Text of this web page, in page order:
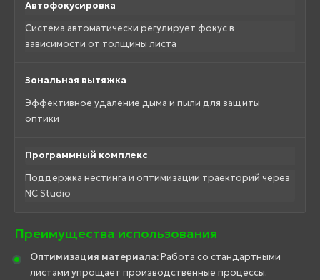
Автофокусировка
Система автоматически регулирует фокус в
зависимости от толщины листа
Зональная вытяжка
Эффективное удаление дыма и пыли для защиты
оптики
Программный комплекс
Поддержка нестинга и оптимизации траекторий через
NC Studio
Преимущества использования
Оптимизация материала:Работа со стандартными
листами упрощает производственные процессы.